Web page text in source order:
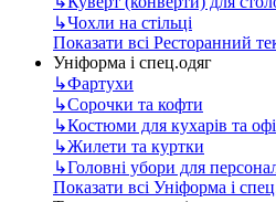
↳Чохли на стільці
Показати всі Ресторанний
Уніформа і спец.одяг
↳Фартухи
↳Сорочки та кофти
↳Костюми для кухарів та
↳Жилети та куртки
↳Головні убори для
Показати всі Уніформа і